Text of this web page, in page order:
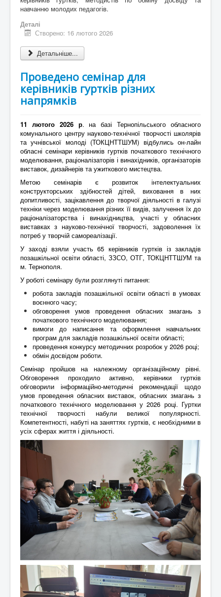
навчанню молодих педагогів.
Деталі
Створено: 16 лютого 2026
Детальніше...
Проведено семінар для
керівників гуртків різних
напрямків
11 лютого 2026 р. на базі Тернопільського обласного
комунального центру науково-технічної творчості школярів
та учнівської молоді (ТОКЦНТТШУМ) відбулись он-лайн
обласні семінари керівників гуртків початкового технічного
моделювання, раціоналізаторів і винахідників, організаторів
виставок, дизайнерів та ужиткового мистецтва.
Метою семінарів є розвиток інтелектуальних
конструкторських здібностей дітей, виховання в них
допитливості, зацікавлення до творчої діяльності в галузі
техніки через моделювання різних її видів, залучення їх до
раціоналізаторства і винахідництва, участі у обласних
виставках з науково-технічної творчості, задоволення їх
потреб у творчій самореалізації.
У заході взяли участь 65 керівників гуртків із закладів
позашкільної освіти області, ЗЗСО, ОТГ, ТОКЦНТТШУМ та
м. Тернополя.
У роботі семінару були розглянуті питання:
робота закладів позашкільної освіти області в умовах
воєнного часу;
обговорення умов проведення обласних змагань з
початкового технічного моделювання;
вимоги до написання та оформлення навчальних
програм для закладів позашкільної освіти області;
проведення конкурсу методичних розробок у 2026 році;
обмін досвідом роботи.
Семінар пройшов на належному організаційному рівні.
Обговорення проходило активно, керівники гуртків
обговорили інформаційно-методичні рекомендації щодо
умов проведення обласних виставок, обласних змагань з
початкового технічного моделювання у 2026 році. Гуртки
технічної творчості набули великої популярності.
Компетентності, набуті на заняттях гуртків, є необхідними в
усіх сферах життя і діяльності.